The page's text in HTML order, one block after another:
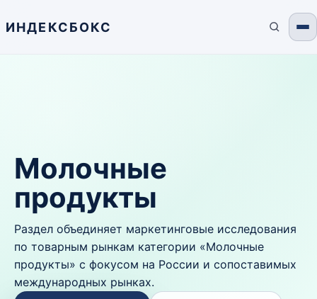
ИНДЕКСБОКС
Молочные
продукты
Раздел объединяет маркетинговые исследования
по товарным рынкам категории «Молочные
продукты» с фокусом на России и сопоставимых
международных рынках.